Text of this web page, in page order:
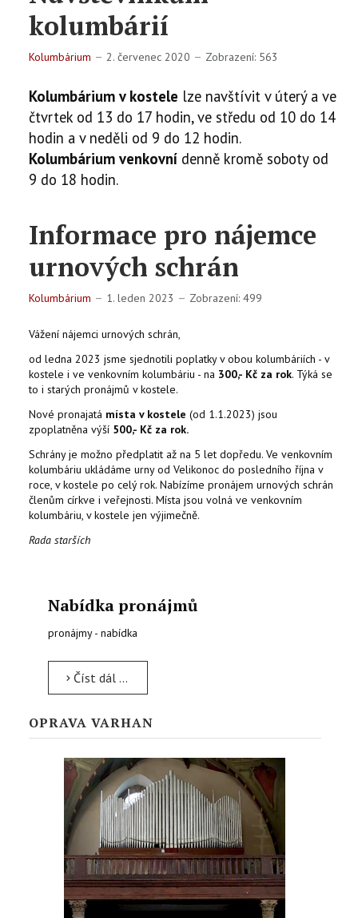
KONTAKTY
EN
kolumbárií
Kolumbárium 2. červenec 2020 Zobrazení: 563
Kolumbárium v kostele lze navštívit v úterý a ve
čtvrtek od 13 do 17 hodin, ve středu od 10 do 14
hodin a v neděli od 9 do 12 hodin.
Kolumbárium venkovní denně kromě soboty od
9 do 18 hodin.
Informace pro nájemce
urnových schrán
Kolumbárium 1. leden 2023 Zobrazení: 499
Vážení nájemci urnových schrán,
od ledna 2023 jsme sjednotili poplatky v obou kolumbáriích - v
kostele i ve venkovním kolumbáriu - na 300,- Kč za rok. Týká se
to i starých pronájmů v kostele.
Nové pronajatá místa v kostele (od 1.1.2023) jsou
zpoplatněna výší 500,- Kč za rok.
Schrány je možno předplatit až na 5 let dopředu. Ve venkovním
kolumbáriu ukládáme urny od Velikonoc do posledního října v
roce, v kostele po celý rok. Nabízíme pronájem urnových schrán
členům církve i veřejnosti. Místa jsou volná ve venkovním
kolumbáriu, v kostele jen výjimečně.
Rada starších
Nabídka pronájmů
pronájmy - nabídka
Číst dál …
OPRAVA VARHAN